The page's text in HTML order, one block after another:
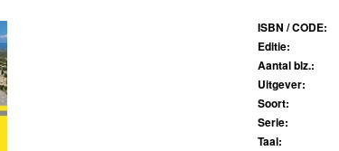
ISBN / CODE:
Editie:
Aantal blz.:
Uitgever:
Soort:
Serie:
Taal: